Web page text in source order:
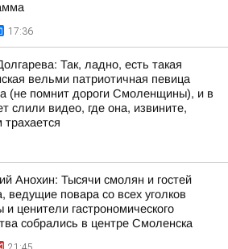
17:36
Так, ладно, есть такая
вельми патриотичная певица
(не помнит дороги Смоленщины), и в
слили видео, где она, извините,
трахается
Анохин: Тысячи смолян и гостей
ведущие повара со всех уголков
и ценители гастрономического
собрались в центре Смоленска